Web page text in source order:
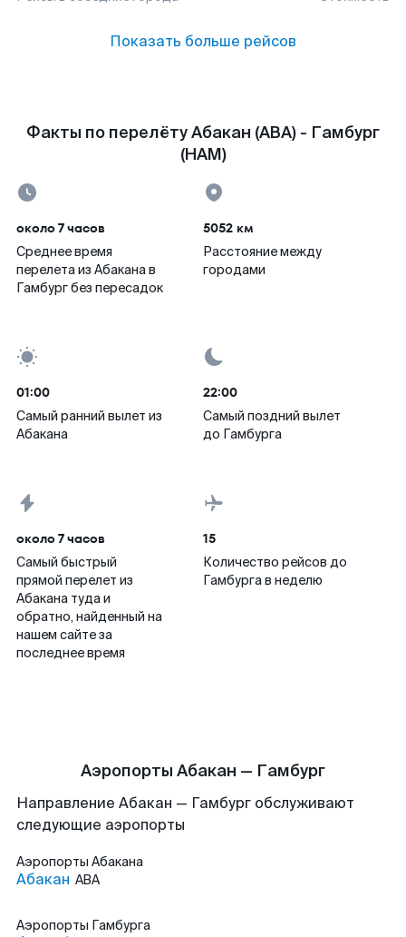
Показать больше рейсов
Факты по перелёту Абакан (ABA) - Гамбург
(HAM)
около 7 часов
Среднее время
перелета из Абакана в
Гамбург без пересадок
5052 км
Расстояние между
городами
01:00
Самый ранний вылет из
Абакана
22:00
Самый поздний вылет
до Гамбурга
около 7 часов
Самый быстрый
прямой перелет из
Абакана туда и
обратно, найденный на
нашем сайте за
последнее время
15
Количество рейсов до
Гамбурга в неделю
Аэропорты Абакан — Гамбург
Направление Абакан — Гамбург обслуживают
следующие аэропорты
Аэропорты Абакана
Абакан ABA
Аэропорты Гамбурга